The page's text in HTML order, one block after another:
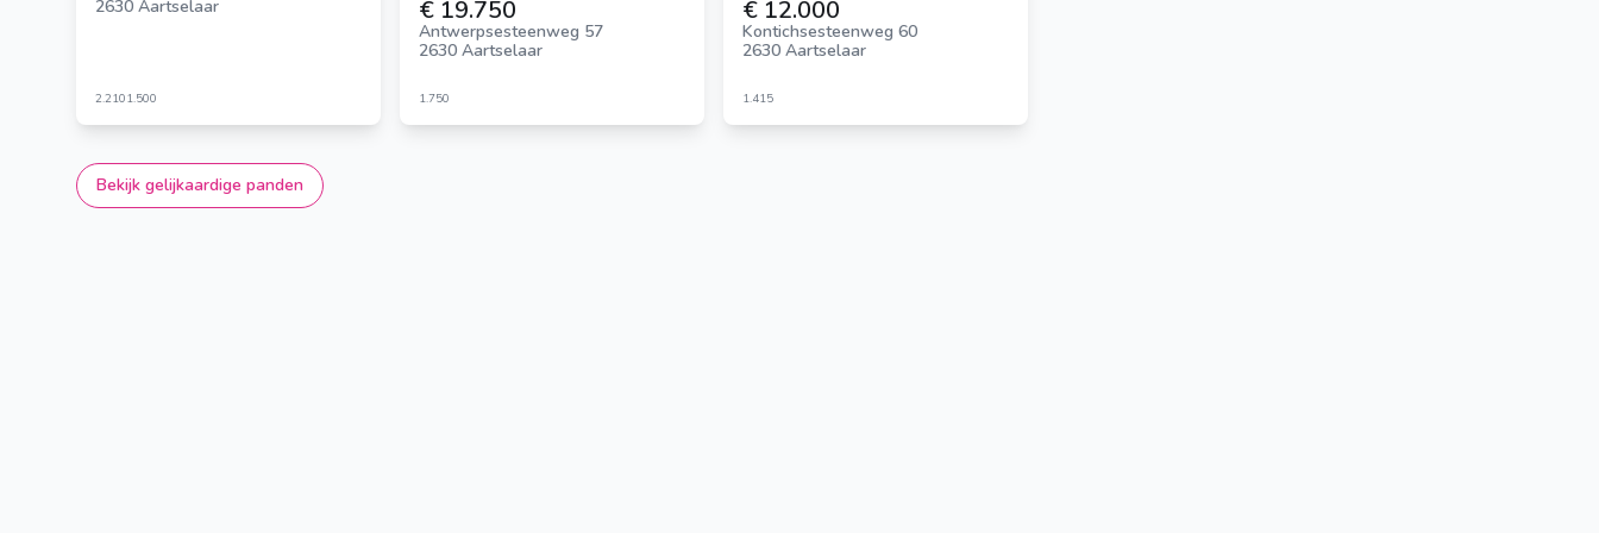
2630 Aartselaar
2.2101.500
€ 19.750
Antwerpsesteenweg 57
2630 Aartselaar
1.750
€ 12.000
Kontichsesteenweg 60
2630 Aartselaar
1.415
Bekijk gelijkaardige panden